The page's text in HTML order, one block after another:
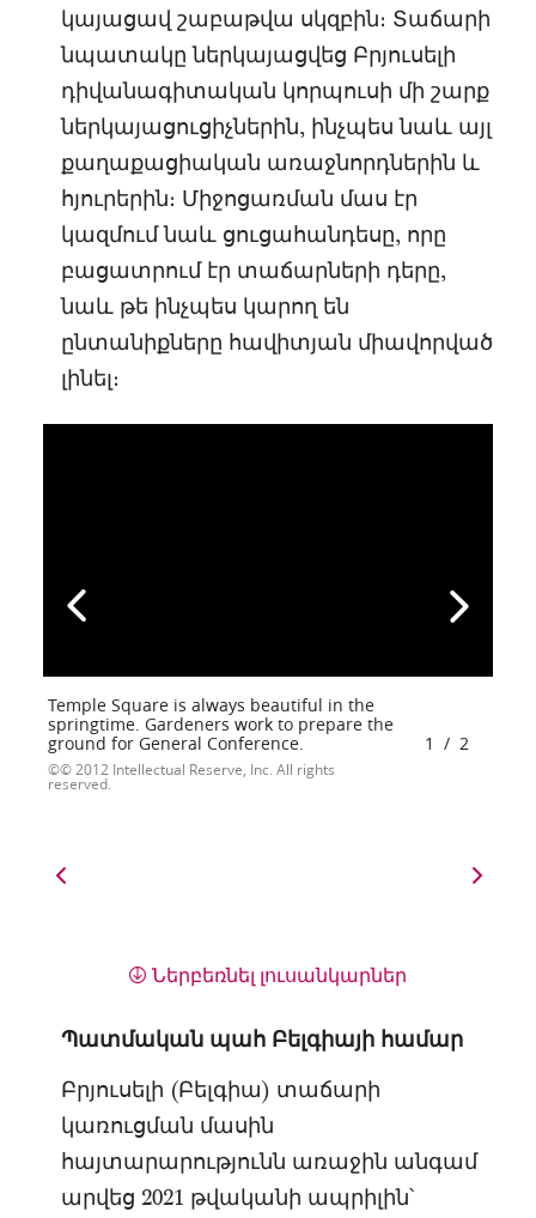
կայացավ շաբաթվա սկզբին։ Տաճարի
նպատակը ներկայացվեց Բրյուսելի
դիվանագիտական կորպուսի մի շարք
ներկայացուցիչներին, ինչպես նաև այլ
քաղաքացիական առաջնորդներին և
հյուրերին։ Միջոցառման մաս էր
կազմում նաև ցուցահանդեսը, որը
բացատրում էր տաճարների դերը,
նաև թե ինչպես կարող են
ընտանիքները հավիտյան միավորված
լինել։
Temple Square is always beautiful in the
springtime. Gardeners work to prepare the
ground for General Conference.
© 2012 Intellectual Reserve, Inc. All rights
reserved.
1 / 2
Ներբեռնել լուսանկարներ
Պատմական պահ Բելգիայի համար
Բրյուսելի (Բելգիա) տաճարի
կառուցման մասին
հայտարարությունն առաջին անգամ
արվեց 2021 թվականի ապրիլին՝